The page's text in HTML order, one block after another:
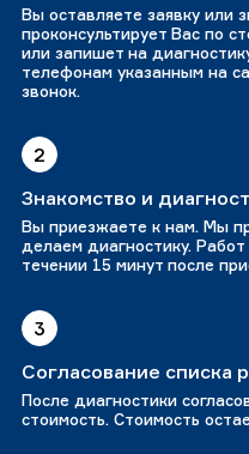
Вы оставляете заявку или
проконсультирует Вас по
или запишет на
телефонам указанным на
звонок.
2
Знакомство и
Вы приезжаете к нам. Мы
делаем диагностику.
течении 15 минут после
3
Согласование списка
После диагностики
стоимость. Стоимость